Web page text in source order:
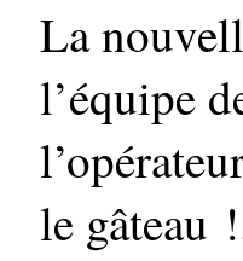
La
l’équipe
le gâteau